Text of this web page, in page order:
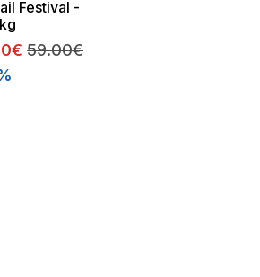
Festival -
59.00€